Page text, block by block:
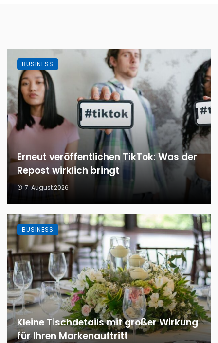
Erneut veröffentlichen TikTok: Was der
Repost wirklich bringt
7. August 2026
BUSINESS
Kleine Tischdetails mit großer Wirkung
für Ihren Markenauftritt
BUSINESS